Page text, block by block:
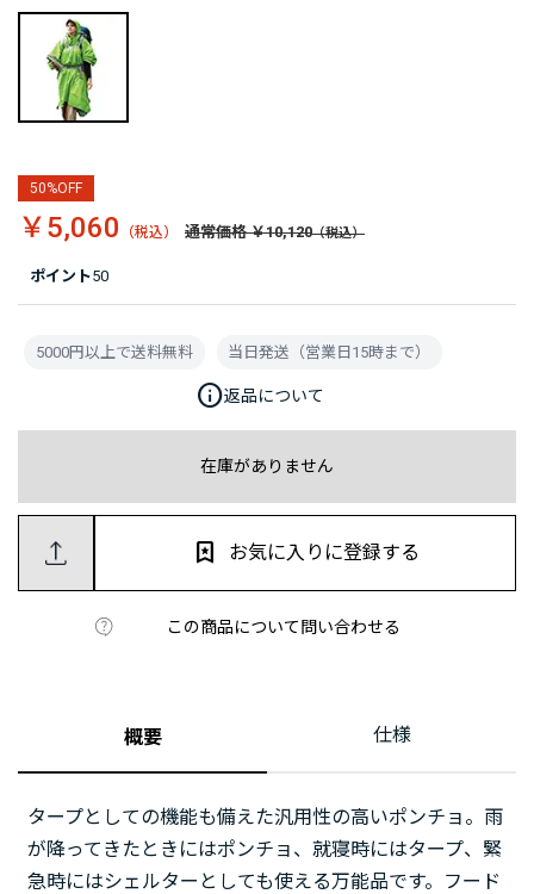
ポイント50
50%OFF
￥5,060 通常価格 ￥10,120
在庫がありません
この商品について問い合わせる
お気に入りに登録する
5000円以上で送料無料 当日発送（営業日15時まで）
info返品について
概要 仕様
タープとしての機能も備えた汎用性の高いポンチョ。雨
が降ってきたときにはポンチョ、就寝時にはタープ、緊
急時にはシェルターとしても使える万能品です。フード